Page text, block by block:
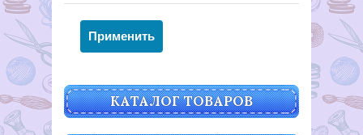
КАТАЛОГ ТОВАРОВ